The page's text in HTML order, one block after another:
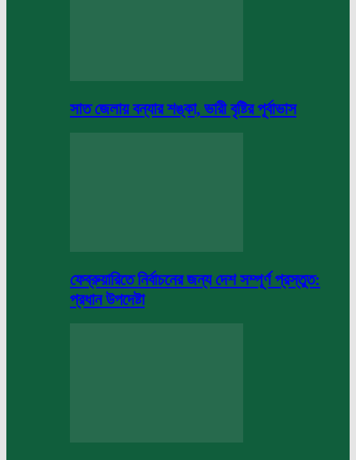
সাত জেলায় বন্যার শঙ্কা, ভারী বৃষ্টির পূর্বাভাস
ফেব্রুয়ারিতে নির্বাচনের জন্য দেশ সম্পূর্ণ প্রস্তুত:
প্রধান উপদেষ্টা